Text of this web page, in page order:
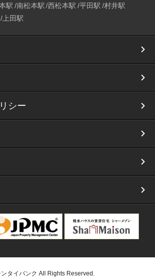
駅 南松本駅 西松本駅 平田駅 村井駅
上田駅
シー
タイバンク All Rights Reserved.